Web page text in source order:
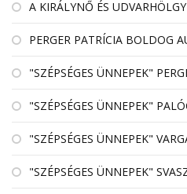
A KIRÁLYNŐ ÉS
PERGER PATRÍCIA BOLDOG
"SZÉPSÉGES ÜNNEPEK"
"SZÉPSÉGES ÜNNEPEK"
"SZÉPSÉGES ÜNNEPEK"
"SZÉPSÉGES ÜNNEPEK"